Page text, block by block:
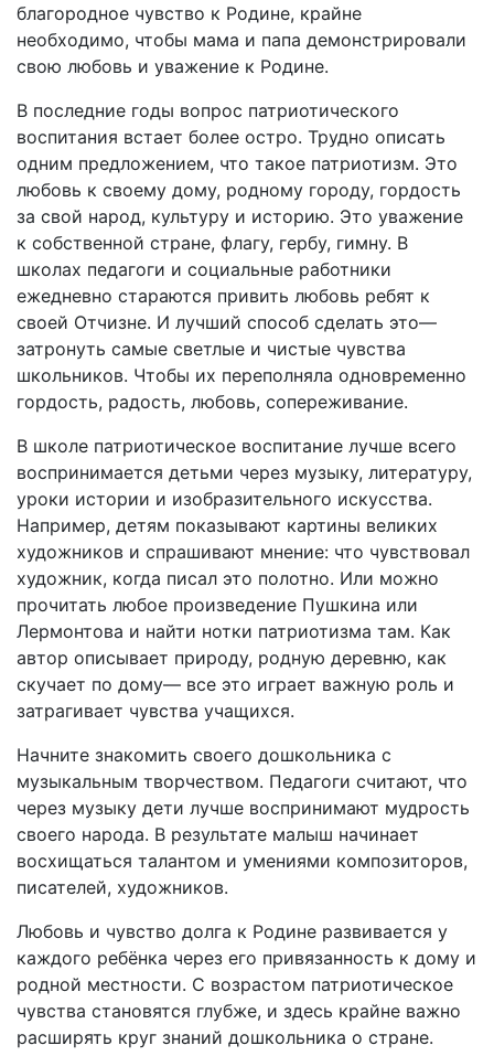
благородное чувство к Родине, крайне
необходимо, чтобы мама и папа демонстрировали
свою любовь и уважение к Родине.
В последние годы вопрос патриотического
воспитания встает более остро. Трудно описать
одним предложением, что такое патриотизм. Это
любовь к своему дому, родному городу, гордость
за свой народ, культуру и историю. Это уважение
к собственной стране, флагу, гербу, гимну. В
школах педагоги и социальные работники
ежедневно стараются привить любовь ребят к
своей Отчизне. И лучший способ сделать это—
затронуть самые светлые и чистые чувства
школьников. Чтобы их переполняла одновременно
гордость, радость, любовь, сопереживание.
В школе патриотическое воспитание лучше всего
воспринимается детьми через музыку, литературу,
уроки истории и изобразительного искусства.
Например, детям показывают картины великих
художников и спрашивают мнение: что чувствовал
художник, когда писал это полотно. Или можно
прочитать любое произведение Пушкина или
Лермонтова и найти нотки патриотизма там. Как
автор описывает природу, родную деревню, как
скучает по дому— все это играет важную роль и
затрагивает чувства учащихся.
Начните знакомить своего дошкольника с
музыкальным творчеством. Педагоги считают, что
через музыку дети лучше воспринимают мудрость
своего народа. В результате малыш начинает
восхищаться талантом и умениями композиторов,
писателей, художников.
Любовь и чувство долга к Родине развивается у
каждого ребёнка через его привязанность к дому и
родной местности. С возрастом патриотическое
чувства становятся глубже, и здесь крайне важно
расширять круг знаний дошкольника о стране.